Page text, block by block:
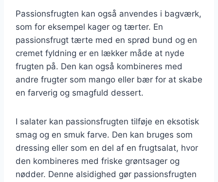
Passionsfrugten kan også anvendes i bagværk,
som for eksempel kager og tærter. En
passionsfrugt tærte med en sprød bund og en
cremet fyldning er en lækker måde at nyde
frugten på. Den kan også kombineres med
andre frugter som mango eller bær for at skabe
en farverig og smagfuld dessert.
I salater kan passionsfrugten tilføje en eksotisk
smag og en smuk farve. Den kan bruges som
dressing eller som en del af en frugtsalat, hvor
den kombineres med friske grøntsager og
nødder. Denne alsidighed gør passionsfrugten